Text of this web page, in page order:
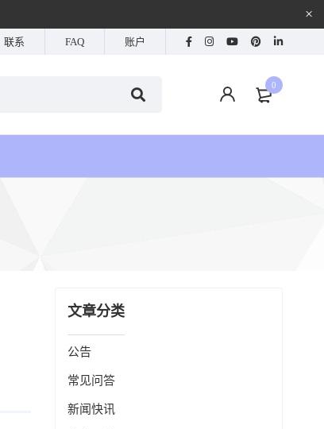
联系 FAQ 账户
0
文章分类
公告
常见问答
新闻快讯